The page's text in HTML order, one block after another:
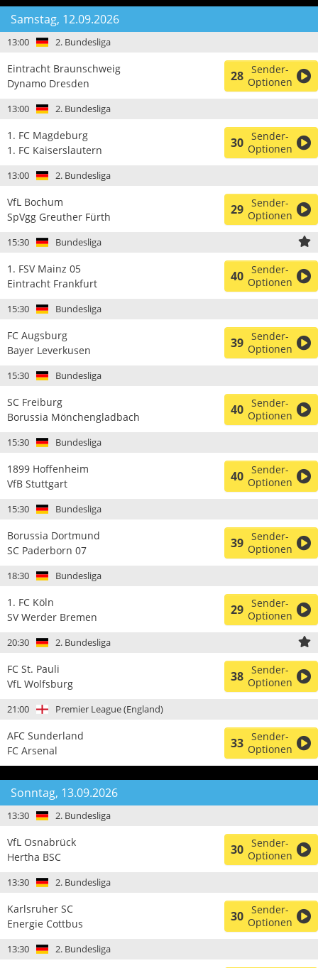
Samstag, 12.09.2026
13:00 2. Bundesliga
Eintracht Braunschweig
Dynamo Dresden
28 Sender-
Optionen
13:00 2. Bundesliga
1. FC Magdeburg
1. FC Kaiserslautern
30 Sender-
Optionen
13:00 2. Bundesliga
VfL Bochum
SpVgg Greuther Fürth
29 Sender-
Optionen
15:30 Bundesliga
1. FSV Mainz 05
Eintracht Frankfurt
40 Sender-
Optionen
15:30 Bundesliga
FC Augsburg
Bayer Leverkusen
39 Sender-
Optionen
15:30 Bundesliga
SC Freiburg
Borussia Mönchengladbach
40 Sender-
Optionen
15:30 Bundesliga
1899 Hoffenheim
VfB Stuttgart
40 Sender-
Optionen
15:30 Bundesliga
Borussia Dortmund
SC Paderborn 07
39 Sender-
Optionen
18:30 Bundesliga
1. FC Köln
SV Werder Bremen
29 Sender-
Optionen
20:30 2. Bundesliga
FC St. Pauli
VfL Wolfsburg
38 Sender-
Optionen
21:00 Premier League (England)
AFC Sunderland
FC Arsenal
33 Sender-
Optionen
Sonntag, 13.09.2026
13:30 2. Bundesliga
VfL Osnabrück
Hertha BSC
30 Sender-
Optionen
13:30 2. Bundesliga
Karlsruher SC
Energie Cottbus
30 Sender-
Optionen
13:30 2. Bundesliga